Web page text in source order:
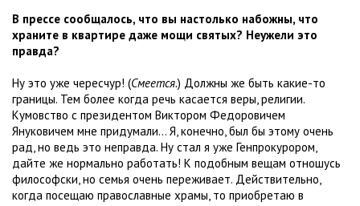
В прессе сообщалось, что вы настолько набожны, что
храните в квартире даже мощи святых? Неужели это
правда?
Ну это уже чересчур! (Смеется.) Должны же быть какие-то
границы. Тем более когда речь касается веры, религии.
Кумовство с президентом Виктором Федоровичем
Януковичем мне придумали... Я, конечно, был бы этому очень
рад, но ведь это неправда. Ну стал я уже Генпрокурором,
дайте же нормально работать! К подобным вещам отношусь
философски, но семья очень переживает. Действительно,
когда посещаю православные храмы, то приобретаю в